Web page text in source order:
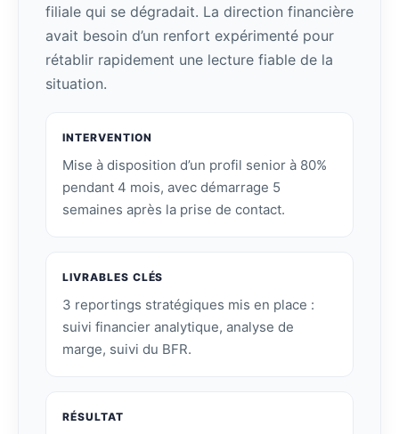
filiale qui se dégradait. La direction financière
avait besoin d’un renfort expérimenté pour
rétablir rapidement une lecture fiable de la
situation.
INTERVENTION
Mise à disposition d’un profil senior à 80%
pendant 4 mois, avec démarrage 5
semaines après la prise de contact.
LIVRABLES CLÉS
3 reportings stratégiques mis en place :
suivi financier analytique, analyse de
marge, suivi du BFR.
RÉSULTAT